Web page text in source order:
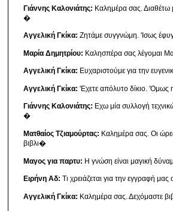
Γιάννης Καλονιάτης: Καλημέρα σας. Διαθέτω
�
Αγγελική Γκίκα: Ζητάμε συγγνώμη. 'Ισως
Μαρία Δημητρίου: Καλησπέρα σας λέγομαι
Αγγελική Γκίκα: Ευχαριστούμε για την
Αγγελική Γκίκα: 'Εχετε απόλυτο δίκιο. 'Ομως
Γιάννης Καλονιάτης: Εχω μία συλλογή
�
Ματθαίος Τζιαμούρτας: Καλημέρα σας. Οι
βιβλι�
Μαγος για παρτυ: Η γνώση είναι μαγική
Ειρήνη Αδ: Τι χρειάζεται για την εγγραφή μας
Αγγελική Γκίκα: Καλημέρα σας. Δεχόμαστε